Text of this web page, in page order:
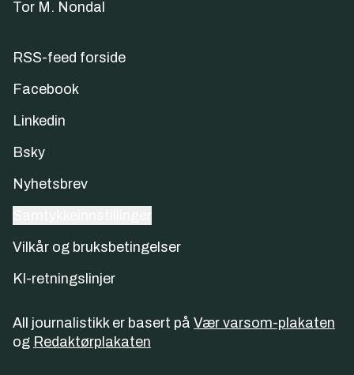
Tor M. Nondal
RSS-feed forside
Facebook
Linkedin
Bsky
Nyhetsbrev
Vilkår og bruksbetingelser
KI-retningslinjer
All journalistikk er basert på Vær varsom-plakaten
og Redaktørplakaten